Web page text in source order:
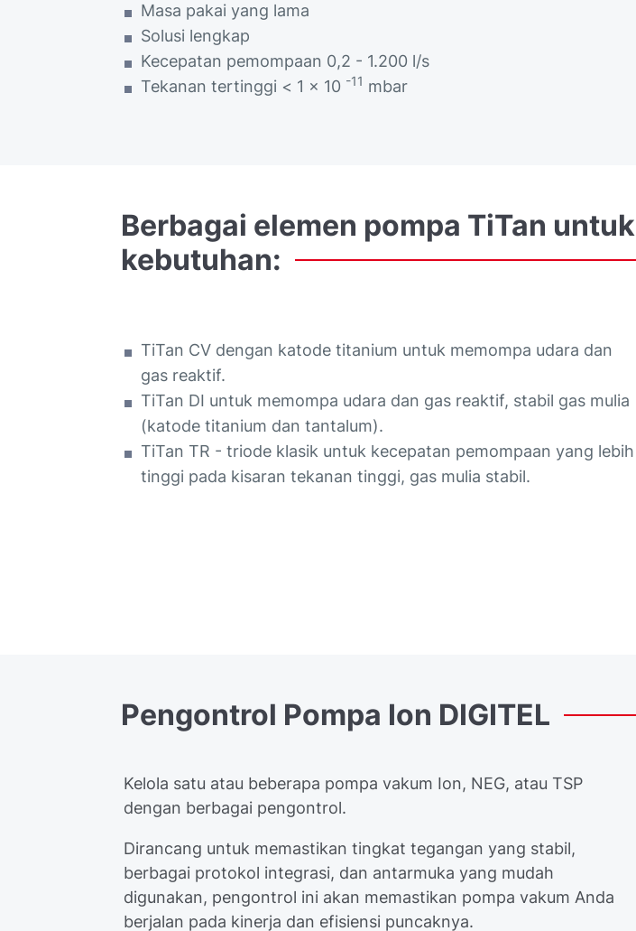
Masa pakai yang lama
Solusi lengkap
Kecepatan pemompaan 0,2 - 1.200 l/s
Tekanan tertinggi < 1 x 10 -11 mbar
Berbagai elemen pompa TiTan untuk
kebutuhan:
TiTan CV dengan katode titanium untuk memompa udara dan
gas reaktif.
TiTan DI untuk memompa udara dan gas reaktif, stabil gas mulia
(katode titanium dan tantalum).
TiTan TR - triode klasik untuk kecepatan pemompaan yang lebih
tinggi pada kisaran tekanan tinggi, gas mulia stabil.
Pengontrol Pompa Ion DIGITEL
Kelola satu atau beberapa pompa vakum Ion, NEG, atau TSP
dengan berbagai pengontrol.
Dirancang untuk memastikan tingkat tegangan yang stabil,
berbagai protokol integrasi, dan antarmuka yang mudah
digunakan, pengontrol ini akan memastikan pompa vakum Anda
berjalan pada kinerja dan efisiensi puncaknya.